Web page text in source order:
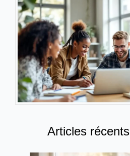
Articles récents